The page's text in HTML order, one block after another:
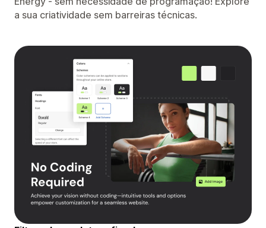
a sua criatividade sem barreiras técnicas.